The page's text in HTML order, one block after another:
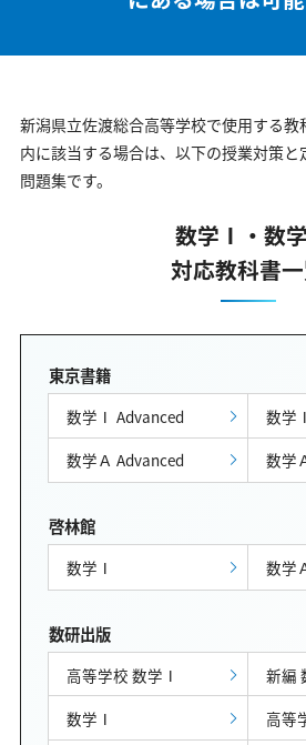
新潟県立佐渡総合高等学校で使用する教
内に該当する場合は、以下の授業対策と
問題集です。
数学Ⅰ・数
対応教科書
東京書籍
数学Ⅰ Advanced
数学
数学Ａ Advanced
数学
啓林館
数学Ⅰ 数学
数研出版
高等学校 数学Ⅰ
新編
数学Ⅰ
高等